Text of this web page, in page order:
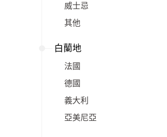
威士忌
其他
白蘭地
法國
德國
義大利
亞美尼亞